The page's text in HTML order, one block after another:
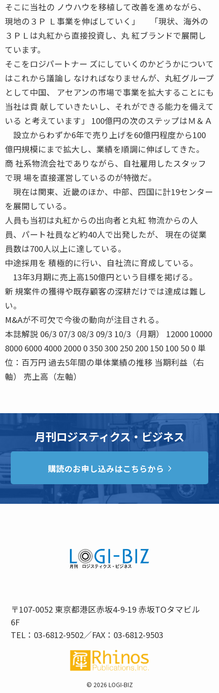
そこに当社の ノウハウを移植して改善を進めながら、
現地の３Ｐ Ｌ事業を伸ばしていく」 「現状、海外の
３ＰＬは丸紅から直接投資し、丸 紅ブランドで展開し
ています。
そこをロジパートナー ズにしていくのかどうかについて
はこれから議論し なければなりませんが、丸紅グループ
として中国、 アセアンの市場で事業を拡大することにも
当社は貢 献していきたいし、それができる能力を備えて
いる と考えています」 100億円の次のステップはＭ＆Ａ
設立からわずか6年で売り上げを60億円程度から100
億円規模にまで拡大し、業績を順調に伸ばしてきた。
商 社系物流会社でありながら、自社雇用したスタッフ
で現 場を直接運営しているのが特徴だ。
現在は関東、近畿のほか、中部、四国に計19センター
を展開している。
人員も当初は丸紅からの出向者と丸紅 物流からの人
員、パート社員など約40人で出発したが、 現在の従業
員数は700人以上に達している。
中途採用を 積極的に行い、自社流に育成している。
13年3月期に売上高150億円という目標を掲げる。
新 規案件の獲得や既存顧客の深耕だけでは達成は難し
い。
M&Aが不可欠で今後の動向が注目される。
本誌解説 06/3 07/3 08/3 09/3 10/3（月期） 12000 10000
8000 6000 4000 2000 0 350 300 250 200 150 100 50 0 単
位：百万円 過去5年間の単体業績の推移 当期利益（右
軸） 売上高（左軸）
月刊ロジスティクス・ビジネス
購読のお申し込みはこちらから
〒107-0052 東京都港区赤坂4-9-19 赤坂TOタマビル
6F
TEL：03-6812-9502／FAX：03-6812-9503
© 2026 LOGI-BIZ